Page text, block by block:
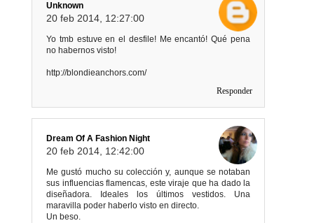
Unknown
20 feb 2014, 12:27:00
Yo tmb estuve en el desfile! Me encantó! Qué pena
no habernos visto!
http://blondieanchors.com/
Responder
Dream Of A Fashion Night
20 feb 2014, 12:42:00
Me gustó mucho su colección y, aunque se notaban
sus influencias flamencas, este viraje que ha dado la
diseñadora. Ideales los últimos vestidos. Una
maravilla poder haberlo visto en directo.
Un beso.